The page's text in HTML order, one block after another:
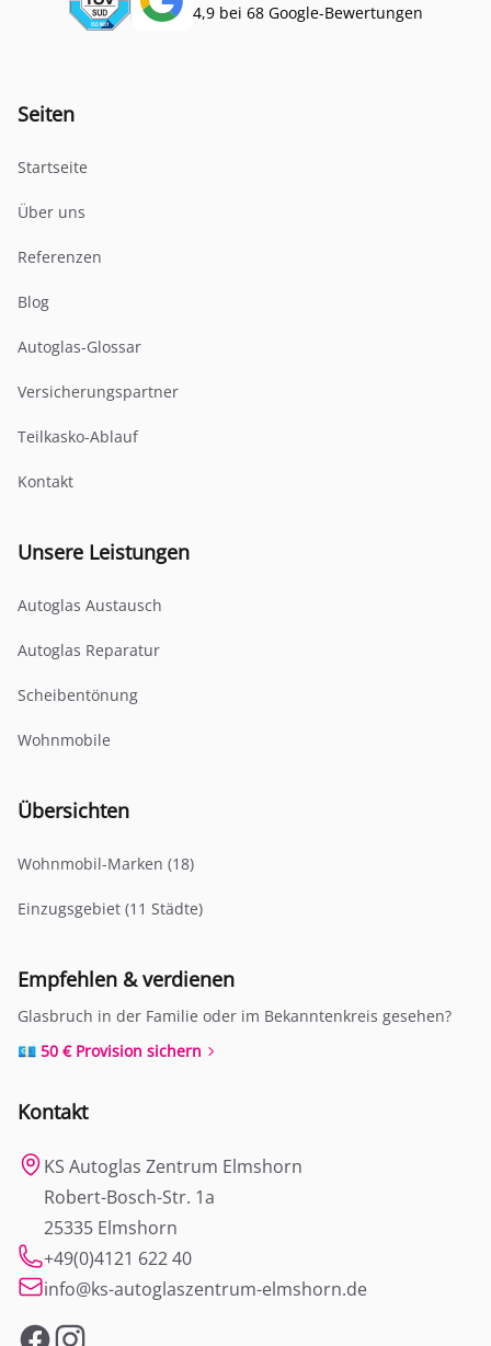
4,9 bei 68 Google-Bewertungen
Seiten
Startseite
Über uns
Referenzen
Blog
Autoglas-Glossar
Versicherungspartner
Teilkasko-Ablauf
Kontakt
Unsere Leistungen
Autoglas Austausch
Autoglas Reparatur
Scheibentönung
Wohnmobile
Übersichten
Wohnmobil-Marken (18)
Einzugsgebiet (11 Städte)
Empfehlen & verdienen
Glasbruch in der Familie oder im Bekanntenkreis gesehen?
💶 50 € Provision sichern
Kontakt
KS Autoglas Zentrum Elmshorn
Robert-Bosch-Str. 1a
25335 Elmshorn
+49(0)4121 622 40
info@ks-autoglaszentrum-elmshorn.de
FacebookInstagram